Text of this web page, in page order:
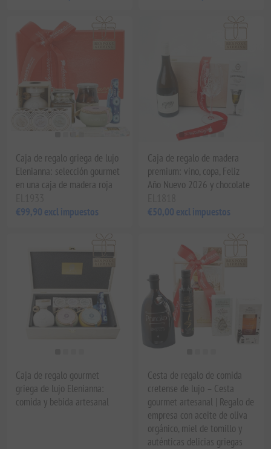
Caja de regalo griega de lujo
Elenianna: selección gourmet
en una caja de madera roja
€99,90 excl impuestos
Caja de regalo de madera
premium: vino, copa, Feliz
Año Nuevo 2026 y chocolate
€50,00 excl impuestos
Caja de regalo gourmet
griega de lujo Elenianna:
comida y bebida artesanal
Cesta de regalo de comida
cretense de lujo – Cesta
gourmet artesanal | Regalo de
empresa con aceite de oliva
orgánico, miel de tomillo y
auténticas delicias griegas